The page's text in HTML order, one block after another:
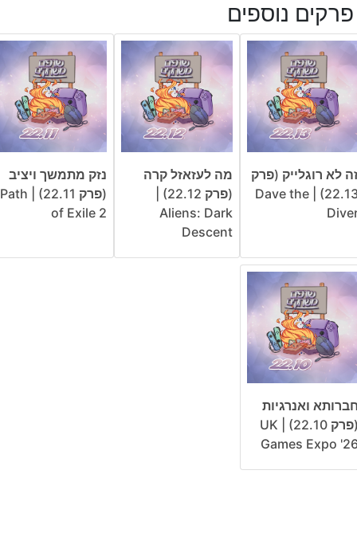
פרקים נוספים
לא רוגלייק (פרק
22.13) | Dave the
מה לעזאזל קרה
(פרק 22.12) |
Aliens: Dark
Descent
נזק מתמשך ויציב
(פרק 22.11) | Path
of Exile 2
ואנרגיות
(פרק 22.10) | UK
Games Expo